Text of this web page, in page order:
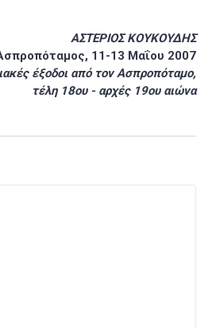
ΑΣΤΕΡΙΟΣ ΚΟΥΚΟΥΔΗΣ
11-13 Μαΐου 2007
έξοδοι από τον Ασπροπόταμο,
τέλη 18ου - αρχές 19ου αιώνα